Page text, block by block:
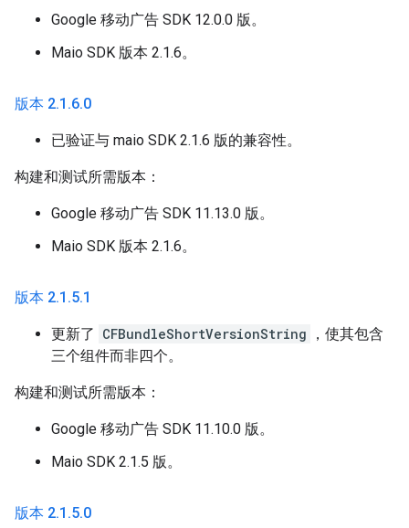
Google 移动广告 SDK 12.0.0 版。
Maio SDK 版本 2.1.6。
版本 2.1 .6.0
已验证与 maio SDK 2.1.6 版的兼容性。
构建和测试所需版本：
Google 移动广告 SDK 11.13.0 版。
Maio SDK 版本 2.1.6。
版本 2.1 .5.1
更新了 CFBundleShortVersionString
，使其包含
三个组件而非四个。
构建和测试所需版本：
Google 移动广告 SDK 11.10.0 版。
Maio SDK 2.1.5 版。
版本 2.1 .5.0